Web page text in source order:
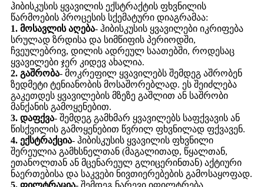
ჰიბისკუსის ყვავილის ექსტრაქტის ფხვნილის
წარმოების პროცესის სქემატური დიაგრამაა:
1. მოსავლის აღება- ჰიბისკუსის ყვავილები იკრიფება
სრულად ზრდისა და სიმწიფის პერიოდში,
ჩვეულებრივ, დილის ადრეულ საათებში, როდესაც
ყვავილები ჯერ კიდევ ახალია.
2. გაშრობა- მოკრეფილ ყვავილებს შემდეგ აშრობენ
ზედმეტი ტენიანობის მოსაშორებლად. ეს შეიძლება
გაკეთდეს ყვავილების მზეზე გაშლით ან საშრობი
მანქანის გამოყენებით.
3. დაფქვა- შემდეგ გამხმარ ყვავილებს საფქვავის ან
წისქვილის გამოყენებით წვრილ ფხვნილად ფქვავენ.
4. ექსტრაქცია- ჰიბისკუსის ყვავილის ფხვნილი
შერეულია გამხსნელთან (მაგალითად, წყალთან,
ეთანოლთან ან მცენარეულ გლიცერინთან) აქტიური
ნაერთებისა და საკვები ნივთიერებების გამოსაყოფად.
5. ფილტრაცია- შემდეგ ნარევი იფილტრება